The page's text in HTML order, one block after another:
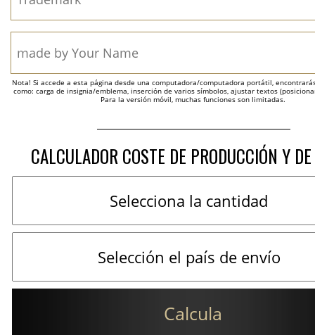
Nota! Si accede a esta página desde una computadora/computadora portátil,
como: carga de insignia/emblema, inserción de varios símbolos, ajustar textos
Para la versión móvil, muchas funciones son limitadas.
CALCULADOR COSTE DE PRODUCCIÓN Y
Calcula